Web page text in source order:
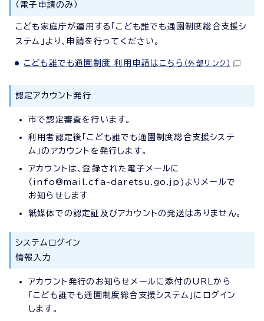
（電子申請のみ）
こども家庭庁が運用する「こども誰でも通園制度総合支援シ
ステム」より、申請を行ってください。
こども誰でも通園制度 利用申請はこちら （外部リンク）
認定アカウント発行
市で認定審査を行います。
利用者認定後「こども誰でも通園制度総合支援システ
ム」のアカウントを発行します。
アカウントは、登録された電子メールに
（info@mail.cfa-daretsu.go.jp)よりメールで
お知らせします
紙媒体での認定証及びアカウントの発送はありません。
システムログイン
情報入力
アカウント発行のお知らせメールに添付のURLから
「こども誰でも通園制度総合支援システム」にログイン
します。